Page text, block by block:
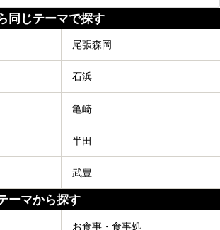
同じテーマで探す
尾張森岡
石浜
亀崎
半田
武豊
ーマから探す
お食事・食事処